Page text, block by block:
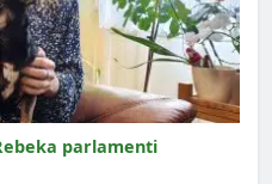
parlamenti